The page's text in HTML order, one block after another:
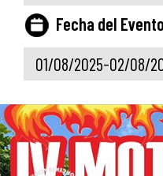
Fecha del Evento
01/08/2025-02/08/